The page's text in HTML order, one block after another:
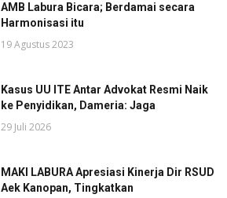
AMB Labura Bicara; Berdamai secara
Harmonisasi itu
19 Agustus 2023
Kasus UU ITE Antar Advokat Resmi Naik
ke Penyidikan, Dameria: Jaga
29 Juli 2026
MAKI LABURA Apresiasi Kinerja Dir RSUD
Aek Kanopan, Tingkatkan